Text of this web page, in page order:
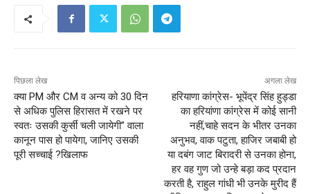
पिछला लेख
क्या PM और CM व अन्य को 30 दिन
से अधिक पुलिस हिरासत में रखने पर
स्वतः उसकी कुर्सी चली जायेगी” वाला
कानून पास हो पायेगा, जानिए उसकी
पूरी सच्चाई ?खिलाफ
अगला लेख
हरियाणा कांग्रेस- भूपेंद्र सिंह हुड्डा
का हरियांणा कांग्रेस में कोई सानी
नहीं,चाहे सदन के भीतर उनका
अनुभव, वाक पटुता, हाजिर जबाबी हो
या दबंग जाट बिरादरी से उनका होना,
हर वह गुण जो उन्हे बड़ा कद प्रदान
करती है, राहुल गांधी भी उनके मुरीद हैं